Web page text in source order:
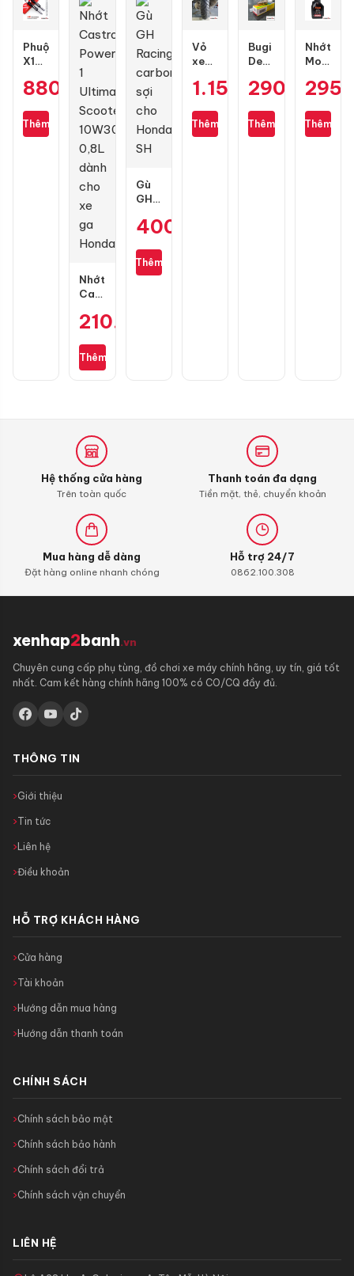
Phuộc
X1R
màu
mới
cho
880.000₫
Thêm
Nhớt
Castrol
1
Scooter
10W30
ga
Honda
210.000
Thêm
Gù
GH
carbon
cho
Honda
400.000
Thêm
Vỏ
xe
Scoot
130/70-
13
1.154.000
Thêm
Bugi
Denso
Air
PCX,
Lead,
290.000₫
Thêm
Nhớt
Motul
10W50
1L
Thêm
Hệ thống cửa hàng
Trên toàn quốc
Thanh toán đa dạng
Tiền mặt, thẻ, chuyển khoản
Mua hàng dễ dàng
Đặt hàng online nhanh chóng
Hỗ trợ 24/7
0862.100.308
xenhap2banh.vn
Chuyên cung cấp phụ tùng, đồ chơi xe máy chính hãng, uy tín, giá tốt
nhất. Cam kết hàng chính hãng 100% có CO/CQ đầy đủ.
THÔNG TIN
Giới thiệu
Tin tức
Liên hệ
Điều khoản
HỖ TRỢ KHÁCH HÀNG
Cửa hàng
Tài khoản
Hướng dẫn mua hàng
Hướng dẫn thanh toán
CHÍNH SÁCH
Chính sách bảo mật
Chính sách bảo hành
Chính sách đổi trả
Chính sách vận chuyển
LIÊN HỆ